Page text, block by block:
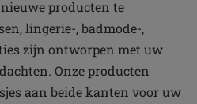
producten te
lingerie-, badmode-,
zijn ontworpen met uw
Onze producten
aan beide kanten voor uw